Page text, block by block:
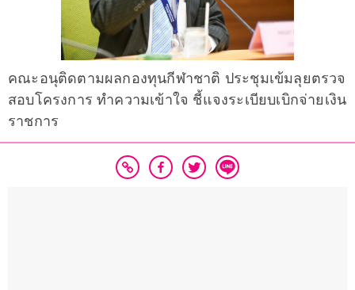
คณะอนุติดตามผลกองทุนกีฬาชาติ ประชุมเข้มลุยตรวจ
สอบโครงการ ทำความเข้าใจ ชี้แจงระเบียบเบิกจ่ายเงิน
ราชการ